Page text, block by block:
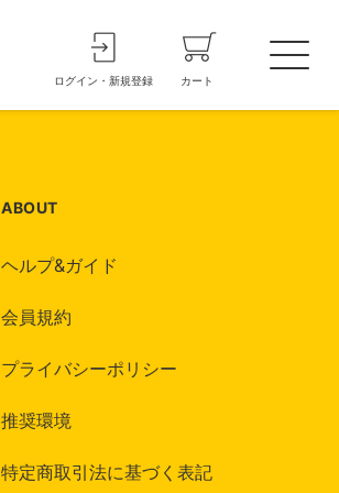
ログイン・新規登録 カート
ABOUT
ヘルプ&ガイド
会員規約
プライバシーポリシー
推奨環境
特定商取引法に基づく表記